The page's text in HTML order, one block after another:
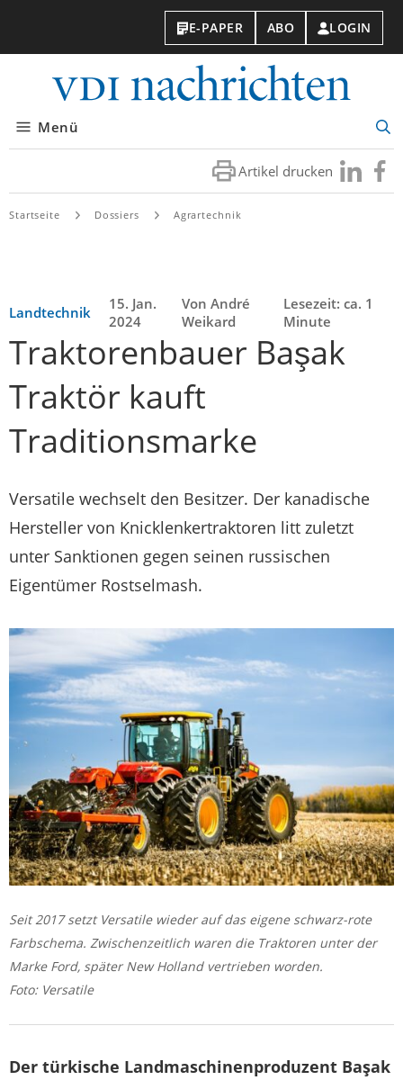
E-PAPER ABO LOGIN
Menü
Artikel drucken Besuchen
Sie
Sie
Startseite Dossiers Agrartechnik
Landtechnik
15. Jan.
2024
Von André
Weikard
Lesezeit: ca. 1
Minute
Traktorenbauer Başak
Traktör kauft
Traditionsmarke
Versatile wechselt den Besitzer. Der kanadische
Hersteller von Knicklenkertraktoren litt zuletzt
unter Sanktionen gegen seinen russischen
Eigentümer Rostselmash.
Seit 2017 setzt Versatile wieder auf das eigene schwarz-rote
Farbschema. Zwischenzeitlich waren die Traktoren unter der
Marke Ford, später New Holland vertrieben worden.
Foto: Versatile
Der türkische Landmaschinenproduzent Başak